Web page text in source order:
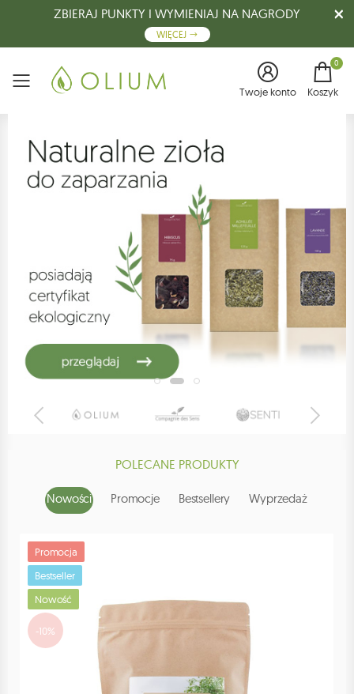
ZBIERAJ PUNKTY I WYMIENIAJ NA NAGRODY
WIĘCEJ
Menu Twoje konto
0
Koszyk
POLECANE PRODUKTY
Nowości Promocje Bestsellery Wyprzedaż
Promocja
Bestseller
Nowość
-10%